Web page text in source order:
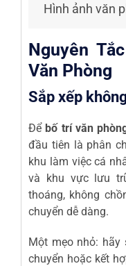
Hình ảnh văn
Nguyên
Văn Phòng
Sắp xếp
Để bố trí văn
đầu tiên là phân
khu làm việc cá
và khu vực lưu
thoáng, không
chuyển dễ dàng.
Một mẹo nhỏ: hãy
chuyển hoặc kết